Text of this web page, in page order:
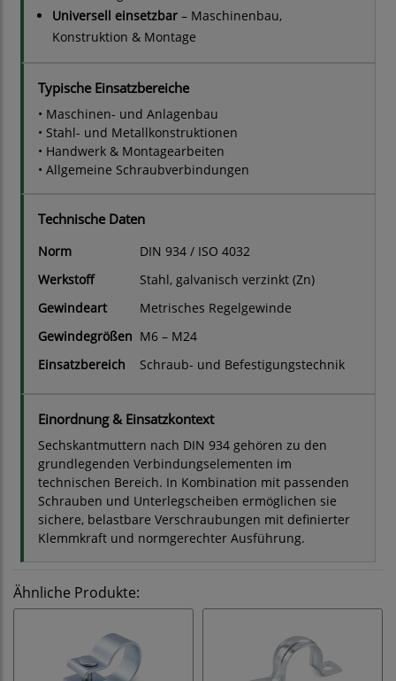
Universell einsetzbar – Maschinenbau,
Konstruktion & Montage
Typische Einsatzbereiche
• Maschinen- und Anlagenbau
• Stahl- und Metallkonstruktionen
• Handwerk & Montagearbeiten
• Allgemeine Schraubverbindungen
Technische Daten
Norm
DIN 934 / ISO 4032
Werkstoff
Stahl, galvanisch verzinkt (Zn)
Gewindeart
Metrisches Regelgewinde
Gewindegrößen M6 – M24
Einsatzbereich
Schraub- und Befestigungstechnik
Einordnung & Einsatzkontext
Sechskantmuttern nach DIN 934 gehören zu den
grundlegenden Verbindungselementen im
technischen Bereich. In Kombination mit passenden
Schrauben und Unterlegscheiben ermöglichen sie
sichere, belastbare Verschraubungen mit definierter
Klemmkraft und normgerechter Ausführung.
Ähnliche Produkte: